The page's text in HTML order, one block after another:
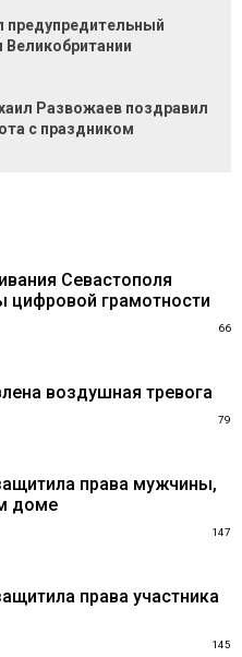
предупредительный
Великобритании
Развожаев поздравил
с праздником
Севастополя
цифровой грамотности
66
воздушная тревога
79
права мужчины,
доме
147
права участника
145